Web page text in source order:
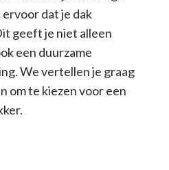
dat je dak
geeft je niet alleen
een duurzame
We vertellen je graag
om te kiezen voor een